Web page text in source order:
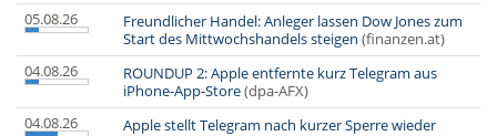
05.08.26
Freundlicher Handel: Anleger lassen Dow Jones zum
Start des Mittwochshandels steigen (finanzen.at)
04.08.26
ROUNDUP 2: Apple entfernte kurz Telegram aus
iPhone-App-Store(dpa-AFX)
04.08.26
Apple stellt Telegram nach kurzer Sperre wieder